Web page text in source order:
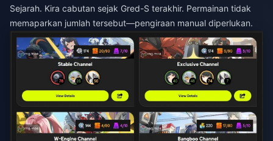
Sejarah. Kira cabutan sejak Gred-S terakhir. Permainan tidak
memaparkan jumlah tersebut—pengiraan manual diperlukan.